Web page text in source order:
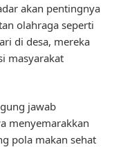
akan pentingnya
olahraga seperti
di desa, mereka
masyarakat
jawab
menyemarakkan
pola makan sehat